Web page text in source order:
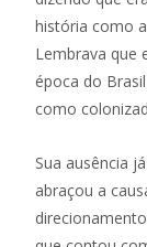
história como
Lembrava que
época do
como
Sua ausência
abraçou a